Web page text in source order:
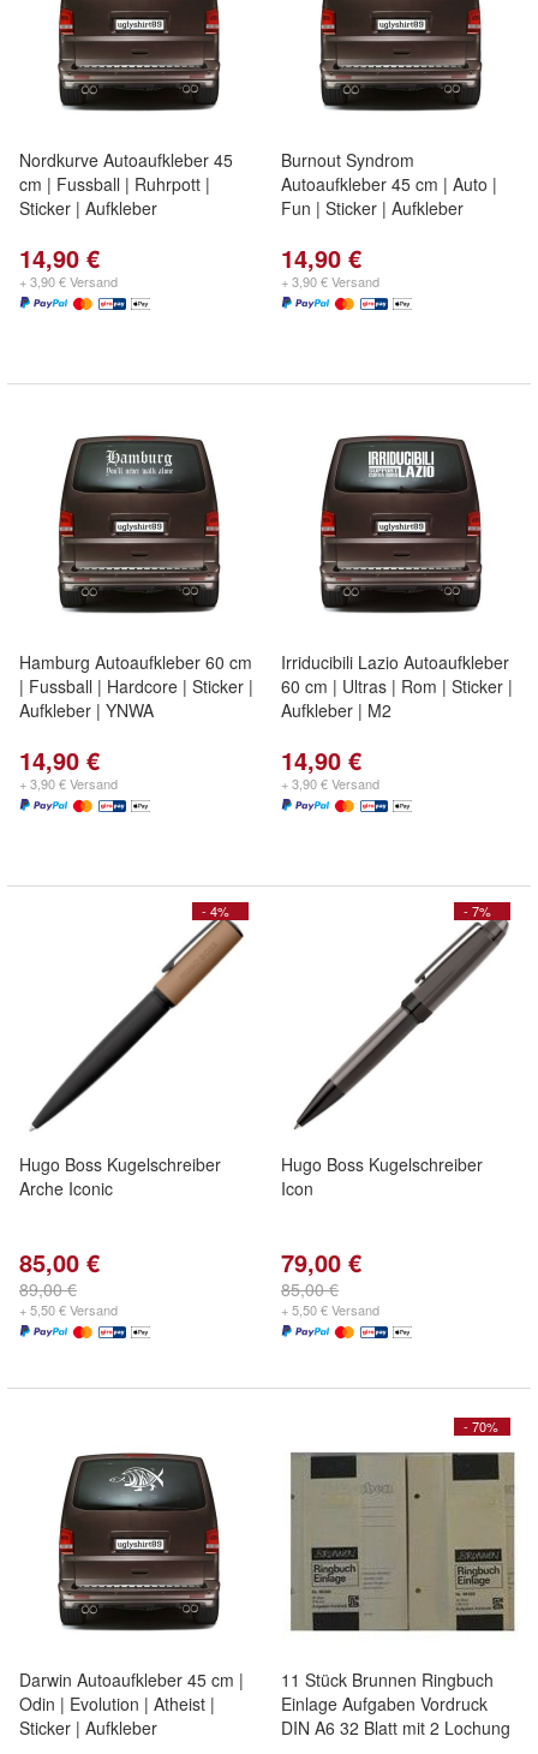
Nordkurve Autoaufkleber 45
cm | Fussball | Ruhrpott |
Sticker | Aufkleber
14,90 €
+ 3,90 € Versand
Burnout Syndrom
Autoaufkleber 45 cm | Auto |
Fun | Sticker | Aufkleber
14,90 €
+ 3,90 € Versand
Hamburg Autoaufkleber 60 cm
| Fussball | Hardcore | Sticker |
Aufkleber | YNWA
14,90 €
+ 3,90 € Versand
Irriducibili Lazio Autoaufkleber
60 cm | Ultras | Rom | Sticker |
Aufkleber | M2
14,90 €
+ 3,90 € Versand
- 4%
Hugo Boss Kugelschreiber
Arche Iconic
85,00 €
89,00 €
+ 5,50 € Versand
- 7%
Hugo Boss Kugelschreiber
Icon
79,00 €
85,00 €
+ 5,50 € Versand
Darwin Autoaufkleber 45 cm |
Odin | Evolution | Atheist |
Sticker | Aufkleber
- 70%
11 Stück Brunnen Ringbuch
Einlage Aufgaben Vordruck
DIN A6 32 Blatt mit 2 Lochung